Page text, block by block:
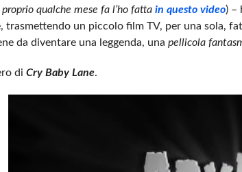
qualche mese fa l’ho fatta in questo video) –
trasmettendo un piccolo film TV, per una sola,
da diventare una leggenda, una pellicola
di Cry Baby Lane.